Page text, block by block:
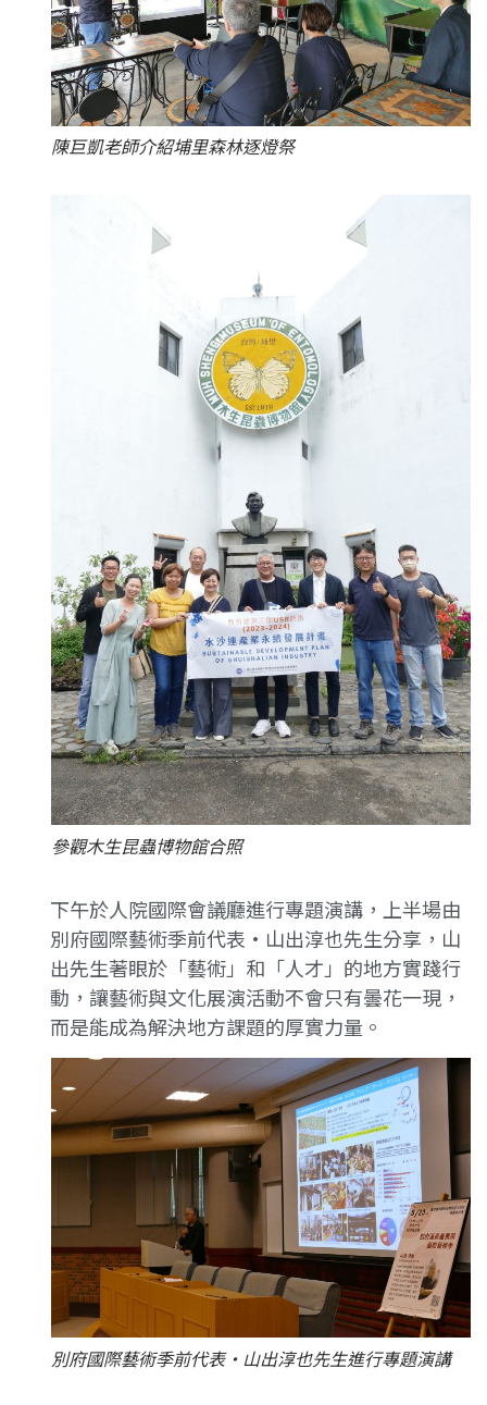
陳巨凱老師介紹埔里森林逐燈祭
參觀木生昆蟲博物館合照
下午於人院國際會議廳進行專題演講，上半場由
別府國際藝術季前代表·山出淳也先生分享，山
出先生著眼於「藝術」和「人才」的地方實踐行
動，讓藝術與文化展演活動不會只有曇花一現，
而是能成為解決地方課題的厚實力量。
別府國際藝術季前代表·山出淳也先生進行專題演講